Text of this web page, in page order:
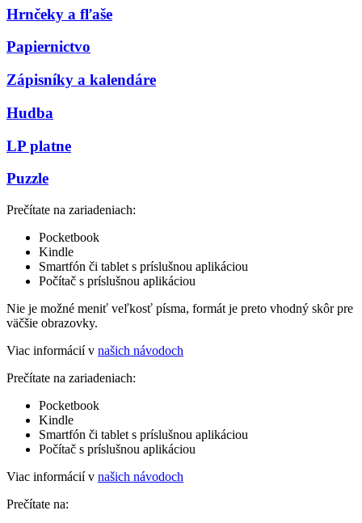
Hrnčeky a fľaše
Papiernictvo
Zápisníky a kalendáre
Hudba
LP platne
Puzzle
Prečítate na zariadeniach:
Pocketbook
Kindle
Smartfón či tablet s príslušnou aplikáciou
Počítač s príslušnou aplikáciou
Nie je možné meniť veľkosť písma, formát je preto vhodný skôr pre
väčšie obrazovky.
Viac informácií v našich návodoch
Prečítate na zariadeniach:
Pocketbook
Kindle
Smartfón či tablet s príslušnou aplikáciou
Počítač s príslušnou aplikáciou
Viac informácií v našich návodoch
Prečítate na: